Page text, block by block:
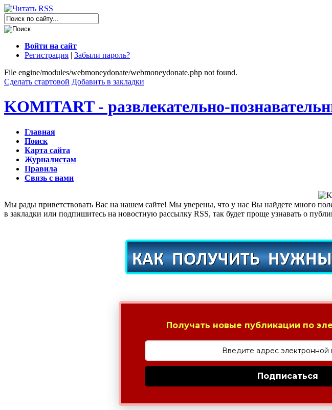
Войти на сайт
Регистрация | Забыли пароль?
File engine/modules/webmoneydonate/webmoneydonate.php not found.
Сделать стартовой Добавить в закладки
KOMITART - развлекательно-
Главная
Поиск
Карта сайта
Журналистам
Правила
Связь с нами
Мы рады приветствовать Вас на нашем сайте! Мы уверены, что у нас Вы найдете много
в закладки или подпишитесь на новостную рассылку RSS, так будет проще узнавать о
Получать новые публикации по
Подписаться